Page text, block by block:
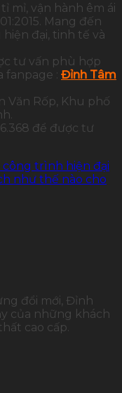
mỉ, vận hành êm ái
Mang đến
đại, tinh tế và
tư vấn phù hợp
fanpage : Đỉnh Tâm
Văn Rốp, Khu phố
để được tư
trình hiện đại
như thế nào cho
đổi mới, Đỉnh
của những khách
cao cấp.